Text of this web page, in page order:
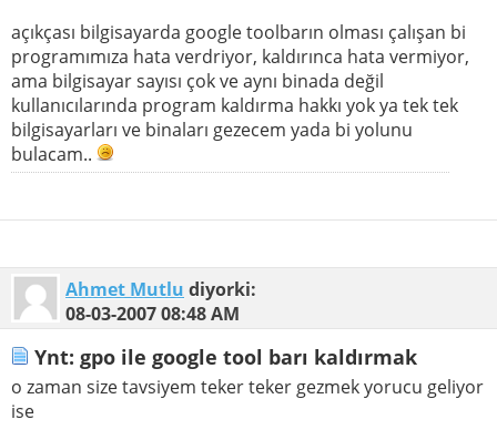
açıkçası bilgisayarda google toolbarın olması çalışan bi
programımıza hata verdriyor, kaldırınca hata vermiyor,
ama bilgisayar sayısı çok ve aynı binada değil
kullanıcılarında program kaldırma hakkı yok ya tek tek
bilgisayarları ve binaları gezecem yada bi yolunu
bulacam..
Ahmet Mutlu diyorki:
08-03-200708:48 AM
Ynt: gpo ile google tool barı kaldırmak
o zaman size tavsiyem teker teker gezmek yorucu geliyor
ise